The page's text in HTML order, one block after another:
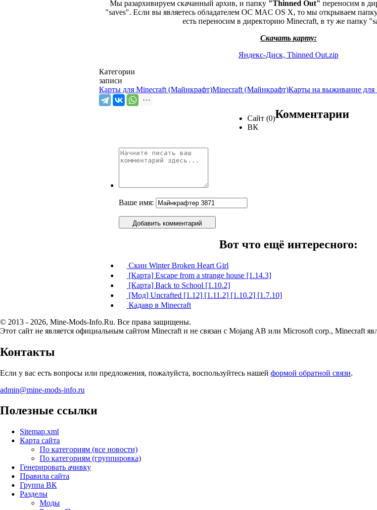
Мы разархивируем скачанный архив, и папку "Thinned Out" переносим в
"saves". Если вы являетесь обладателем ОС MAC OS X, то мы открываем
есть переносим в директорию Minecraft, в ту же папку
Скачать карту:
Яндекс-Диск, Thinned Out.zip
Категории
записи
Карты для Minecraft (Майнкрафт)Minecraft (Майнкрафт)Карты на выживание для
Сайт (0)
ВК
Комментарии
Ваше имя:
Добавить комментарий
Вот что ещё интересного:
Скин Winter Broken Heart Girl
[Карта] Escape from a strange house [1.14.3]
[Карта] Back to School [1.10.2]
[Мод] Uncrafted [1.12] [1.11.2] [1.10.2] [1.7.10]
Кадавр в Minecraft
© 2013 - 2026, Mine-Mods-Info.Ru. Все права защищены.
Этот сайт не является официальным сайтом Minecraft и не связан с Mojang AB или Microsoft corp., Minecraft
Контакты
Если у вас есть вопросы или предложения, пожалуйста, воспользуйтесь нашей формой обратной связи.
admin@mine-mods-info.ru
Полезные ссылки
Sitemap.xml
Карта сайта
По категориям (все новости)
По категориям (группировка)
Генерировать ачивку
Правила сайта
Группа ВК
Разделы
Моды